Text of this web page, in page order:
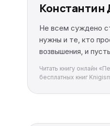
Константин
Не всем суждено
нужны и те, кто
возвышения, и
Читать книгу онлайн
бесплатных книг